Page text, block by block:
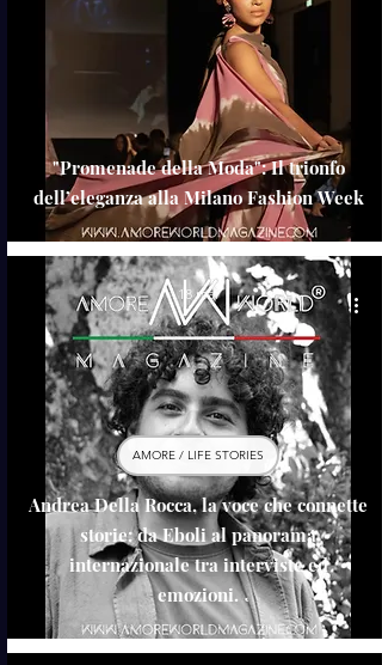
"Promenade della Moda": Il trionfo
dell’eleganza alla Milano Fashion Week
Andrea Della Rocca, la voce che connette
storie: da Eboli al panorama
internazionale tra interviste ed
emozioni.
AMORE / LIFE STORIES
18 mar